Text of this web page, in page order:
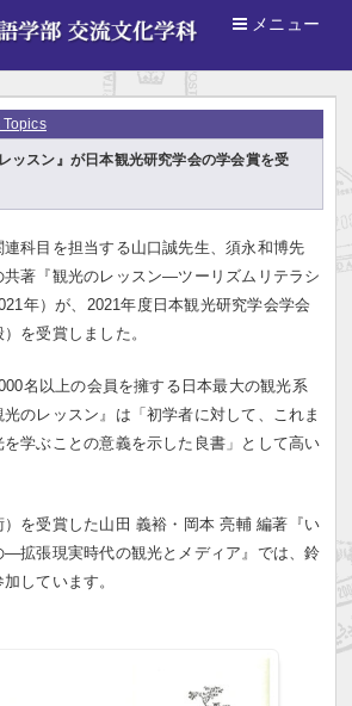
メニュー
Topics
ッスン』が日本観光研究学会の学会賞を受
科目を担当する山口誠先生、須永和博先
著『観光のレッスン―ツーリズムリテラシ
年）が、2021年度日本観光研究学会学会
を受賞しました。
名以上の会員を擁する日本最大の観光系
のレッスン』は「初学者に対して、これま
学ぶことの意義を示した良書」として高い
を受賞した山田 義裕・岡本 亮輔 編著『い
―拡張現実時代の観光とメディア』では、鈴
しています。